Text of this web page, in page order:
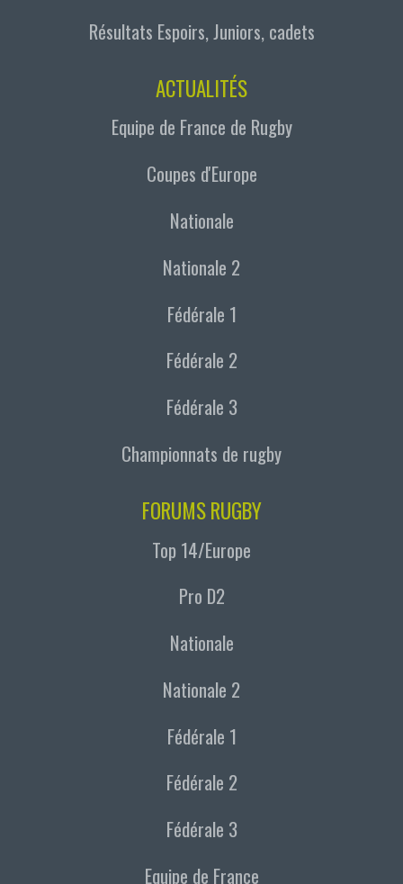
Résultats Espoirs, Juniors, cadets
ACTUALITÉS
Equipe de France de Rugby
Coupes d'Europe
Nationale
Nationale 2
Fédérale 1
Fédérale 2
Fédérale 3
Championnats de rugby
FORUMS RUGBY
Top 14/Europe
Pro D2
Nationale
Nationale 2
Fédérale 1
Fédérale 2
Fédérale 3
Equipe de France